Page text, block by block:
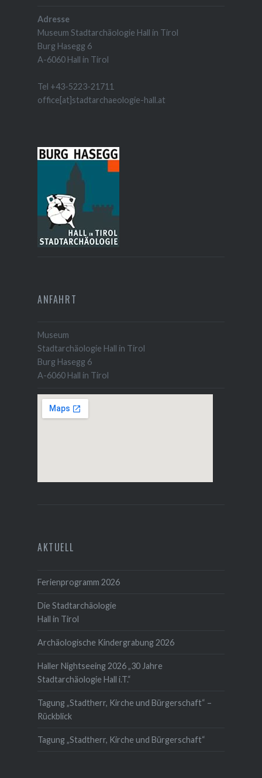
Adresse
Museum Stadtarchäologie Hall in Tirol
Burg Hasegg 6
A-6060 Hall in Tirol
Tel +43-5223-21711
office[at]stadtarchaeologie-hall.at
ANFAHRT
Museum
Stadtarchäologie Hall in Tirol
Burg Hasegg 6
A-6060 Hall in Tirol
AKTUELL
Ferienprogramm 2026
Die Stadtarchäologie
Hall in Tirol
Archäologische Kindergrabung 2026
Haller Nightseeing 2026 „30 Jahre
Stadtarchäologie Hall i.T.“
Tagung „Stadtherr, Kirche und Bürgerschaft“ –
Rückblick
Tagung „Stadtherr, Kirche und Bürgerschaft“